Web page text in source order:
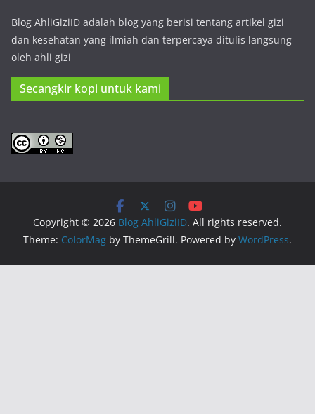
Blog AhliGiziID adalah blog yang berisi tentang artikel gizi
dan kesehatan yang ilmiah dan terpercaya ditulis langsung
oleh ahli gizi
Secangkir kopi untuk kami
Copyright © 2026 Blog AhliGiziID. All rights reserved.
Theme: ColorMag by ThemeGrill. Powered by WordPress.